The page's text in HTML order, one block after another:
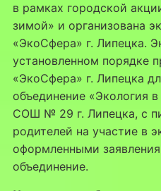
в рамках городской
зимой» и организована
«ЭкоСфера» г. Липецка.
установленном
«ЭкоСфера» г. Липецка
объединение «Экология
СОШ № 29 г. Липецка, с
родителей на участие в
оформленными
объединение.